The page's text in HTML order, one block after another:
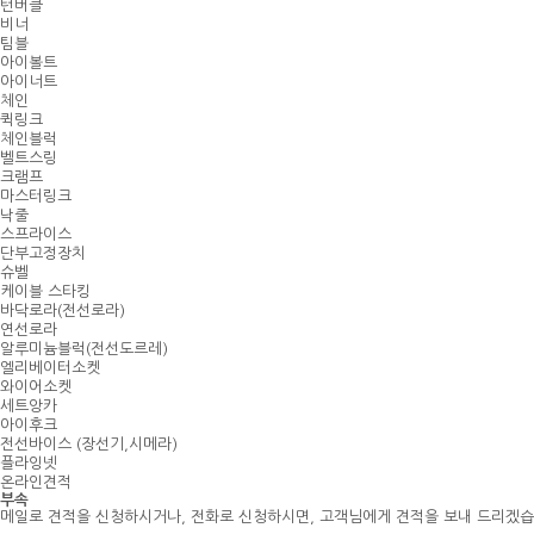
턴버클
비너
팀블
아이볼트
아이너트
체인
퀵링크
체인블럭
벨트스링
크램프
마스터링크
낙줄
스프라이스
단부고정장치
슈벨
케이블 스타킹
바닥로라(전선로라)
연선로라
알루미늄블럭(전선도르레)
엘리베이터소켓
와이어소켓
세트앙카
아이후크
전선바이스 (장선기,시메라)
플라잉넷
온라인견적
부속
메일로 견적을 신청하시거나, 전화로 신청하시면, 고객님에게 견적을 보내 드리겠